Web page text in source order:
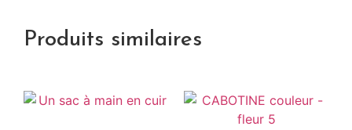
Produits similaires